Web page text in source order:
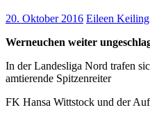
20. Oktober 2016 Eileen Keiling
Werneuchen weiter
In der Landesliga Nord trafen
amtierende Spitzenreiter
FK Hansa Wittstock und der